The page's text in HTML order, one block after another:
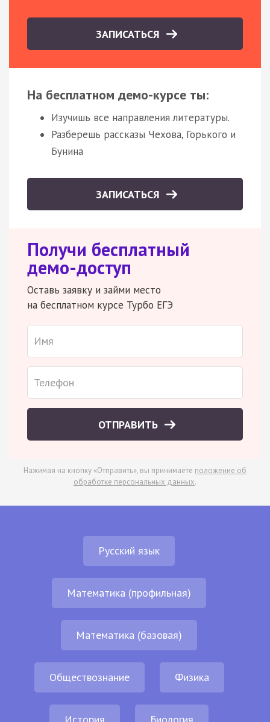
ЗАПИСАТЬСЯ
На бесплатном демо-курсе ты:
Изучишь все направления литературы.
Разберешь рассказы Чехова, Горького и
Бунина
ЗАПИСАТЬСЯ
Получи бесплатный
демо-доступ
Оставь заявку и займи место
на бесплатном курсе Турбо ЕГЭ
ОТПРАВИТЬ
Нажимая на кнопку «Отправить», вы принимаете положение об
обработке персональных данных.
Русский язык
Математика (профильная)
Математика (базовая)
Обществознание Физика
История Биология